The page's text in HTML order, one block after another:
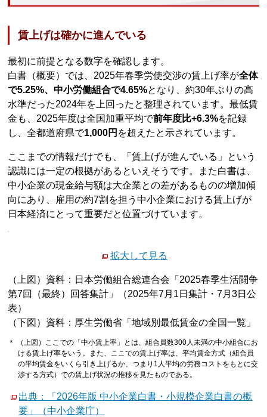
賃上げは確かに進んでいる
最初に前提となる数字を確認します。
白書（概要）では、2025年春季労使交渉の賃上げ率が全体
で5.25%、中小労働組合で4.65%となり、約30年ぶりの高
水準だった2024年を上回ったと整理されています。最低賃
金も、2025年度は全国加重平均で前年度比+6.3%を記録
し、全都道府県で1,000円 を超えたと示されています。
ここまでの情報だけでも、「賃上げが進んでいる」という
認識には一定の根拠があるといえそうです。また白書は、
中小企業の現金給与額は大企業との差があるものの増加傾
向にあり、雇用の約7割を担う中小企業における賃上げが
日本経済にとって重要だと位置づけています。
拡大して見る
（上図）資料：日本労働組合総連合会「2025春季生活闘争
第7回（最終）回答集計」（2025年7月1日集計・7月3日公
表）
（下図）資料：厚生労働省「地域別最低賃金の全国一覧」
＊ （上図）ここでの「中小賃上率」とは、組合員数300人未満の中小組合にお
ける賃上げ率をいう。また、ここでの賃上げ率は、平均賃金方式（組合員
の平均賃金をいくら引き上げるか、つまり1人平均の労務コストをもとに交
渉する方式）での賃上げ状況の推移を見たものである。
出典：「2026年版 中小企業白書・小規模企業白書の概
要」（中小企業庁）